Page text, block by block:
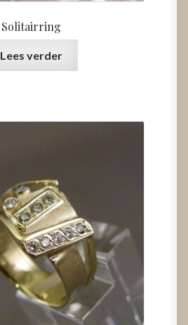
Solitairring
Lees verder